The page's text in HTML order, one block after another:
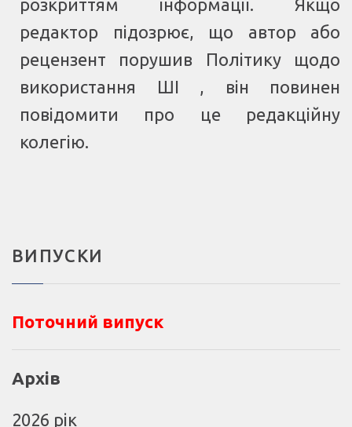
розкриттям інформації. Якщо
редактор підозрює, що автор або
рецензент порушив Політику щодо
використання ШІ , він повинен
повідомити про це редакційну
колегію.
ВИПУСКИ
Поточний випуск
Архів
2026 рік